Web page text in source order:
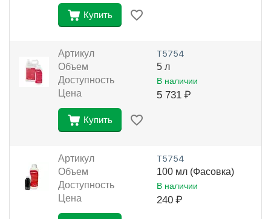
Купить
Артикул Т5754
Объем
5 л
Доступность
В наличии
Цена 5 731 ₽
Купить
Артикул Т5754
Объем
100 мл (Фасовка)
Доступность
В наличии
Цена 240 ₽